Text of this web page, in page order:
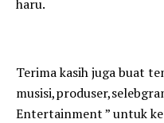
haru.
Terima kasih juga buat
Entertainment ” untuk